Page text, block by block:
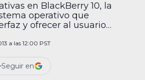
en BlackBerry 10, la
operativo que
y ofrecer al usuario
Heins, su compañía
fabricar equipos para
a las 12:00 PST
Seguir en